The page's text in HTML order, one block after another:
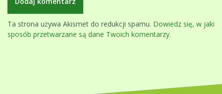
Ta strona używa Akismet do redukcji spamu. Dowiedz się, w jaki
sposób przetwarzane są dane Twoich komentarzy.